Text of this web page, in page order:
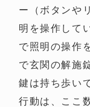
ー（ボタンや
明を操作して
で照明の操作
で玄関の解施
鍵は持ち歩い
行動は、ここ